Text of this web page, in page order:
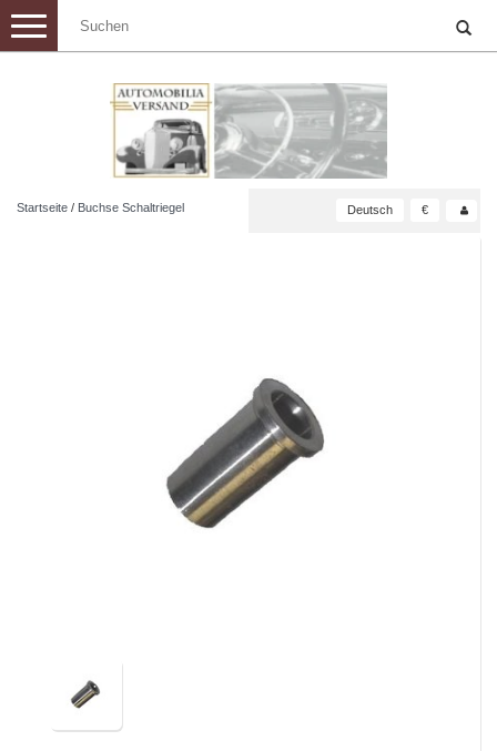
Toggle
navigation
Startseite / Buchse Schaltriegel Deutsch €